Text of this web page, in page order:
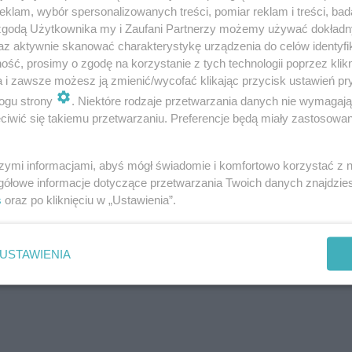
w kawie utożsamiana jest z wywołaniem
spożywające czarną kawę „uczą się
Widzimy tu wyuczony efekt. Kiedy myślą o
kawą, a także ciemną czekoladą – podkreśliła.
kawy i gorzkiej czekolady może zmniejszyć
picie dziennie od 2 do 3 filiżanek czarnej
ryzyko między innymi cukrzycy typu 2,
organizmu niż aksamitna i mleczna
cholesterolu LDL we krwi, ale także może
wybór spersonalizowanych treści, pomiar reklam i treści,
Użytkownika my i Zaufani Partnerzy możemy używać
aktywnie skanować charakterystykę urządzenia do celów
prosimy o zgodę na korzystanie z tych technologii poprzez
i zawsze możesz ją zmienić/wycofać klikając przycisk ustawień
strony
. Niektóre rodzaje przetwarzania danych nie
się takiemu przetwarzaniu. Preferencje będą miały
informacjami, abyś mógł świadomie i komfortowo korzystać z
informacje dotyczące przetwarzania Twoich danych
oraz po kliknięciu w „Ustawienia”.
USTAWIENIA